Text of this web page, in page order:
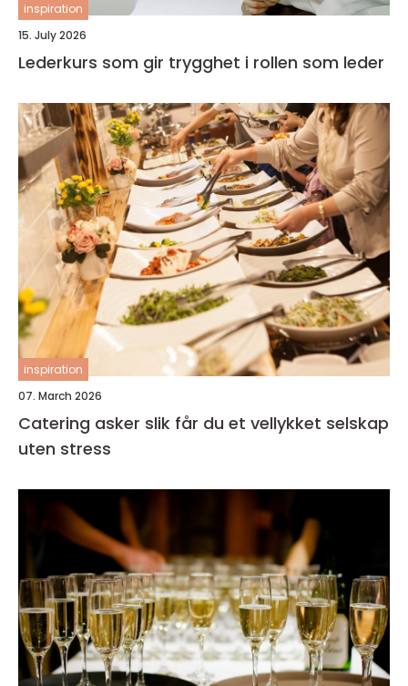
inspiration
15. July 2026
Lederkurs som gir trygghet i rollen som leder
inspiration
07. March 2026
Catering asker slik får du et vellykket selskap
uten stress